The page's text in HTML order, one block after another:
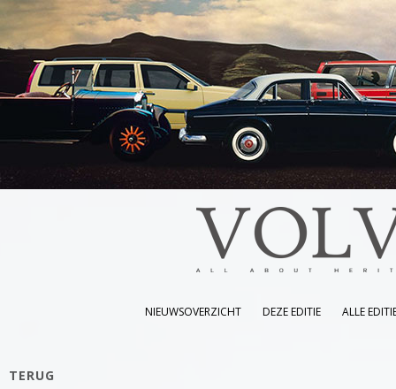
NIEUWSOVERZICHT DEZE EDITIE ALLE
TERUG